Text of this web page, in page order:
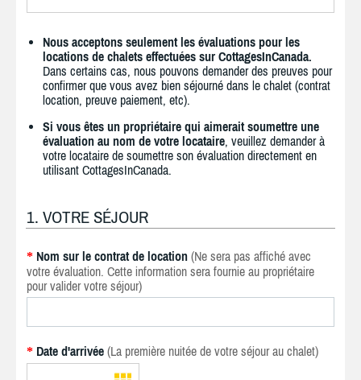
Nous acceptons seulement les évaluations pour les
locations de chalets effectuées sur CottagesInCanada.
Dans certains cas, nous pouvons demander des preuves pour
confirmer que vous avez bien séjourné dans le chalet (contrat
location, preuve paiement, etc).
Si vous êtes un propriétaire qui aimerait soumettre une
évaluation au nom de votre locataire, veuillez demander à
votre locataire de soumettre son évaluation directement en
utilisant CottagesInCanada.
1. VOTRE SÉJOUR
* Nom sur le contrat de location (Ne sera pas affiché avec
votre évaluation. Cette information sera fournie au propriétaire
pour valider votre séjour)
* Date d'arrivée (La première nuitée de votre séjour au chalet)